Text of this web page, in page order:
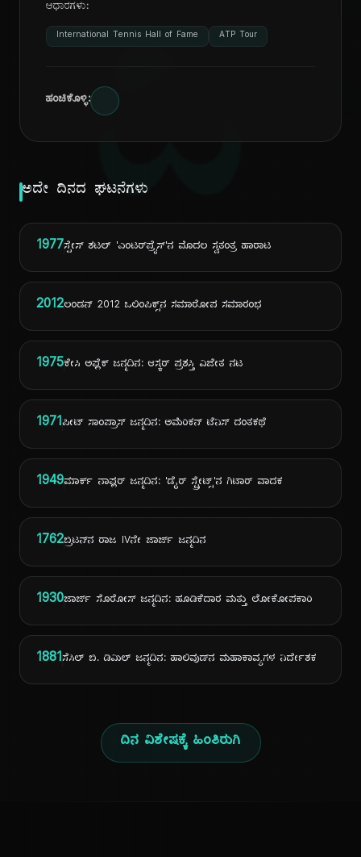
ದಿ
ಆಧಾರಗಳು:
International Tennis Hall of Fame ATP Tour
ಹಂಚಿಕೊಳ್ಳಿ:
ಅದೇ ದಿನದ ಘಟನೆಗಳು
1977ಸ್ಪೇಸ್ ಶಟಲ್ 'ಎಂಟರ್‌ಪ್ರೈಸ್'ನ ಮೊದಲ ಸ್ವತಂತ್ರ ಹಾರಾಟ
2012ಲಂಡನ್ 2012 ಒಲಿಂಪಿಕ್ಸ್‌ನ ಸಮಾರೋಪ ಸಮಾರಂಭ
1975ಕೇಸಿ ಅಫ್ಲೆಕ್ ಜನ್ಮದಿನ: ಆಸ್ಕರ್ ಪ್ರಶಸ್ತಿ ವಿಜೇತ ನಟ
1971ಪೀಟ್ ಸಾಂಪ್ರಾಸ್ ಜನ್ಮದಿನ: ಅಮೆರಿಕನ್ ಟೆನಿಸ್ ದಂತಕಥೆ
1949ಮಾರ್ಕ್ ನಾಫ್ಲರ್ ಜನ್ಮದಿನ: 'ಡೈರ್ ಸ್ಟ್ರೇಟ್ಸ್'ನ ಗಿಟಾರ್ ವಾದಕ
1762ಬ್ರಿಟನ್‌ನ ರಾಜ IVನೇ ಜಾರ್ಜ್ ಜನ್ಮದಿನ
1930ಜಾರ್ಜ್ ಸೊರೋಸ್ ಜನ್ಮದಿನ: ಹೂಡಿಕೆದಾರ ಮತ್ತು ಲೋಕೋಪಕಾರಿ
1881ಸೆಸಿಲ್ ಬಿ. ಡಿಮಿಲ್ ಜನ್ಮದಿನ: ಹಾಲಿವುಡ್‌ನ ಮಹಾಕಾವ್ಯಗಳ ನಿರ್ದೇಶಕ
ದಿನ ವಿಶೇಷಕ್ಕೆ ಹಿಂತಿರುಗಿ